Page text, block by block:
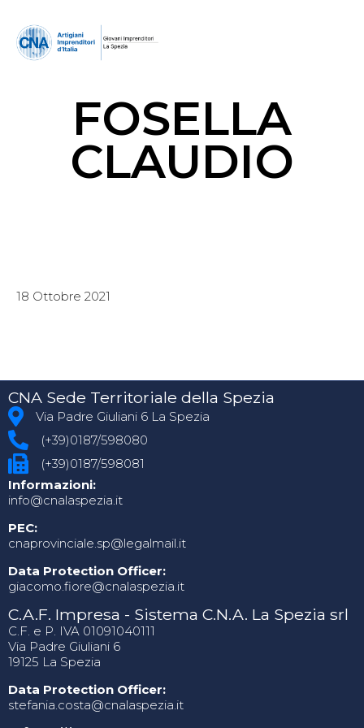
FOSELLA
CLAUDIO
18 Ottobre 2021
CNA Sede Territoriale della Spezia
Via Padre Giuliani 6 La Spezia
(+39)0187/598080
(+39)0187/598081
Informazioni:
info@cnalaspezia.it
PEC:
cnaprovinciale.sp@legalmail.it
Data Protection Officer:
giacomo.fiore@cnalaspezia.it
C.A.F. Impresa - Sistema C.N.A. La Spezia srl
C.F. e P. IVA 01091040111
Via Padre Giuliani 6
19125 La Spezia
Data Protection Officer:
stefania.costa@cnalaspezia.it